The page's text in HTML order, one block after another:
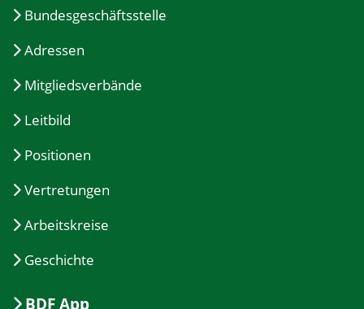
Bundesgeschäftsstelle
Adressen
Mitgliedsverbände
Leitbild
Positionen
Vertretungen
Arbeitskreise
Geschichte
BDF App